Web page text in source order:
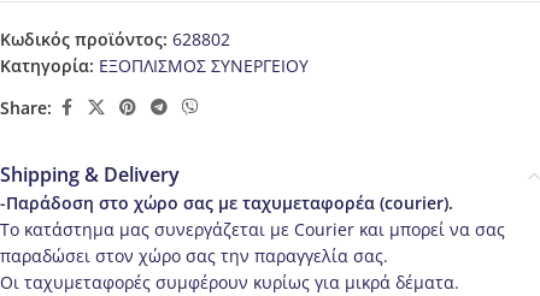
Κωδικός προϊόντος: 628802
Κατηγορία: ΕΞΟΠΛΙΣΜΟΣ ΣΥΝΕΡΓΕΙΟΥ
Share:
Shipping & Delivery
-Παράδοση στο χώρο σας με ταχυμεταφορέα (courier).
Το κατάστημα μας συνεργάζεται με Courier και μπορεί να σας
παραδώσει στον χώρο σας την παραγγελία σας.
Οι ταχυμεταφορές συμφέρουν κυρίως για μικρά δέματα.